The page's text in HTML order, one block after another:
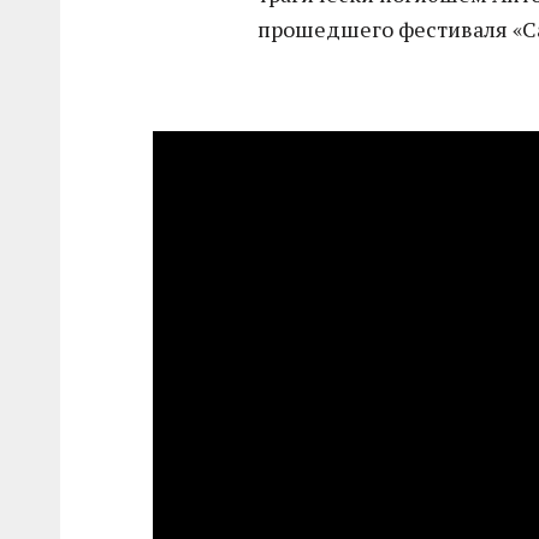
прошедшего фестиваля